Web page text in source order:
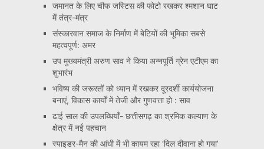
जमानत के लिए चीफ जस्टिस की फोटो रखकर श्मशान घाट
में तंत्र-मंत्र
संस्कारवान समाज के निर्माण में बेटियों की भूमिका सबसे
महत्वपूर्ण: अमर
उप मुख्यमंत्री अरुण साव ने किया अन्नपूर्ति ग्रेन एटीएम का
शुभारंभ
भविष्य की जरूरतों को ध्यान में रखकर दूरदर्शी कार्ययोजना
बनाएं, विकास कार्यों में तेजी और गुणवत्ता हो : साव
ढाई साल की उपलब्धियाँ- छत्तीसगढ़ का श्रमिक कल्याण के
क्षेत्र में नई पहचान
स्पाइडर-मैन की आंधी में भी कायम रहा ‘दिल दीवाना हो गया’